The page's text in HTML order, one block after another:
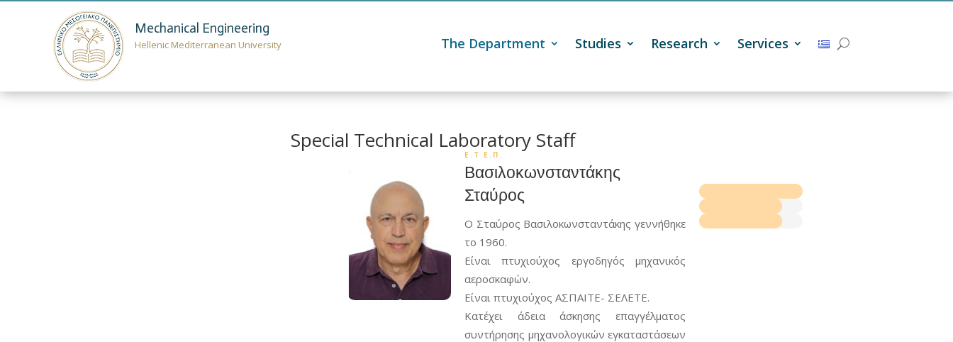
Mechanical Engineering
Hellenic Mediterranean University The Department Studies Research Services
Special Technical Laboratory Staff
Ε.Τ.Ε.Π.
Βασιλοκωνσταντάκης
Σταύρος
O Σταύρος Βασιλοκωνσταντάκης γεννήθηκε
το 1960.
Είναι πτυχιούχος εργοδηγός μηχανικός
αεροσκαφών.
Είναι πτυχιούχος ΑΣΠΑΙΤΕ- ΣΕΛΕΤΕ.
Κατέχει άδεια άσκησης επαγγέλματος
συντήρησης μηχανολογικών εγκαταστάσεων